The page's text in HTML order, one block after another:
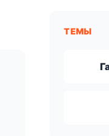
ТЕМЫ